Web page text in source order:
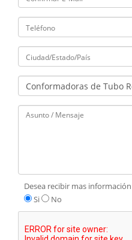
Desea recibir mas
Si
No